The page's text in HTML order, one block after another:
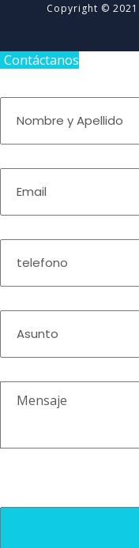
Copyright ©
Contáctanos